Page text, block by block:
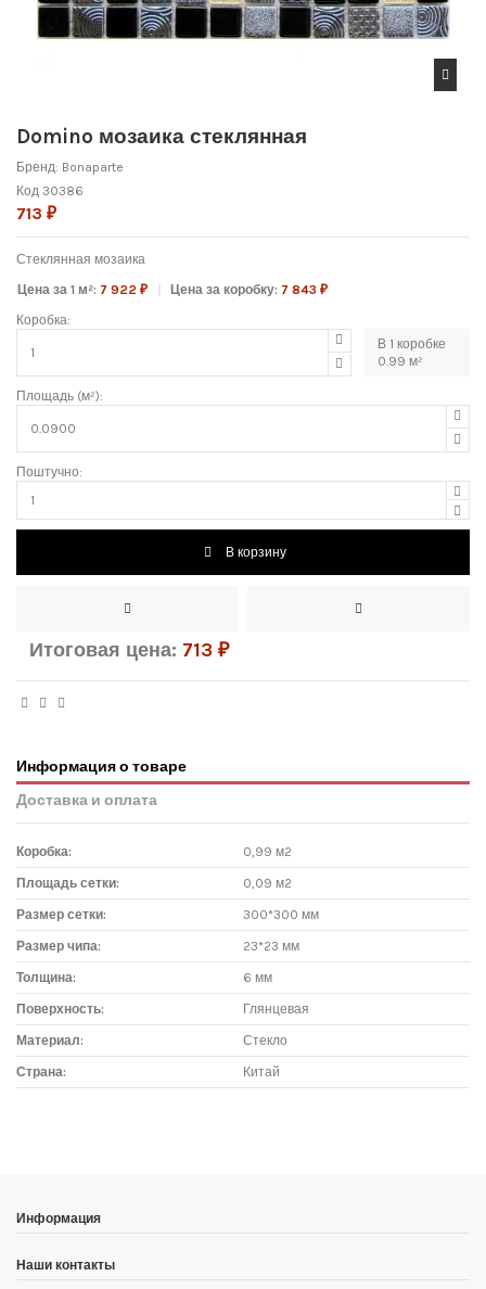
Domino мозаика стеклянная
Бренд: Bonaparte
Код 30386
713 ₽
Стеклянная мозаика
Цена за 1 м²: 7 922 ₽ Цена за коробку: 7 843 ₽
Коробка:
В 1 коробке
0.99 м²
Площадь (м²):
Поштучно:
В корзину
Итоговая цена: 713 ₽
Информация о товаре
Доставка и оплата
Коробка: 0,99 м2
Площадь сетки: 0,09 м2
Размер сетки: 300*300 мм
Размер чипа: 23*23 мм
Толщина: 6 мм
Поверхность: Глянцевая
Материал: Стекло
Страна: Китай
"Румянцево", корпус Г, вход № 11, пав. 119Г (1 этаж), тел. 8-499-
229-49-09
"Румянцево", корпус В, вход № 5, пав. 164/1В (1 этаж),
Информация
Наши контакты